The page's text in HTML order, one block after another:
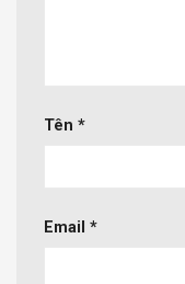
Tên *
Email *